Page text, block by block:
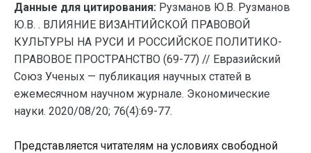
Данные для цитирования: Рузманов Ю.В. Рузманов
Ю.В. . ВЛИЯНИЕ ВИЗАНТИЙСКОЙ ПРАВОВОЙ
КУЛЬТУРЫ НА РУСИ И РОССИЙСКОЕ ПОЛИТИКО-
ПРАВОВОЕ ПРОСТРАНСТВО (69-77) // Евразийский
Союз Ученых — публикация научных статей в
ежемесячном научном журнале. Экономические
науки. 2020/08/20; 76(4):69-77.
Представляется читателям на условиях свободной